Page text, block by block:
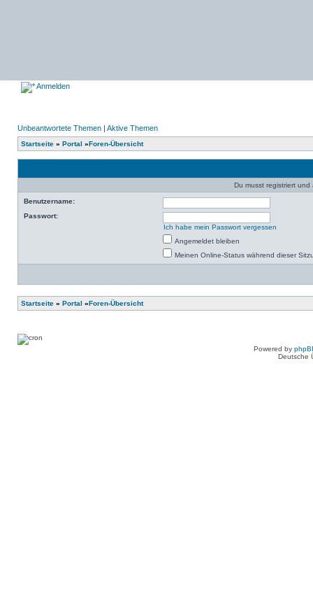
Anmelden
Unbeantwortete Themen | Aktive Themen
Startseite » Portal »Foren-Übersicht
Du musst registriert
Benutzername:
Passwort:
Ich habe mein Passwort vergessen
Angemeldet bleiben
Meinen Online-Status während dieser
Startseite » Portal »Foren-Übersicht
Powered by
Deutsche